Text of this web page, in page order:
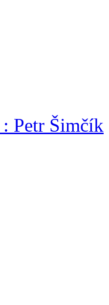
Petr Šimčík